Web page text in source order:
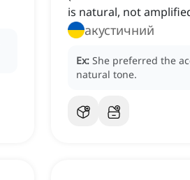
is natural, not
акустичний
Ex: She preferred the
natural tone.